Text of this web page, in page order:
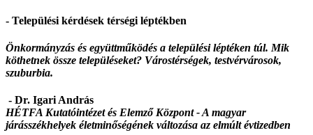
- Települési kérdések térségi léptékben
Önkormányzás és együttműködés a települési léptéken túl. Mik
köthetnek össze településeket? Várostérségek, testvérvárosok,
szuburbia.
- Dr. Igari András
HÉTFA Kutatóintézet és Elemző Központ -A magyar
járásszékhelyek életminőségének változása az elmúlt évtizedben